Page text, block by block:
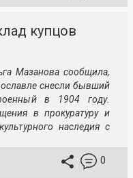
купцов
Мазанова сообщила,
снесли бывший
в 1904 году.
в прокуратуру и
наследия с
0